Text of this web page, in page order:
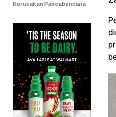
Kerusakan Pascabencana